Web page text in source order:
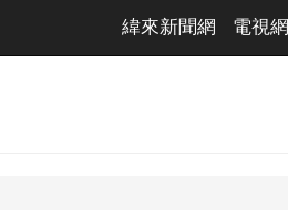
緯來新聞網 電視網